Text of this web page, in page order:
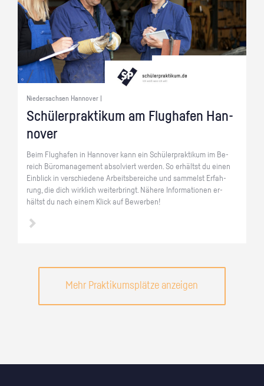
Niedersachsen Hannover |
Schü­ler­prak­ti­kum am Flug­ha­fen Han­
no­ver
Beim Flug­ha­fen in Han­no­ver kann ein Schü­ler­prak­ti­kum im Be­
reich Bü­ro­ma­nage­ment ab­sol­viert wer­den. So er­hältst du einen
Ein­blick in ver­schie­de­ne Ar­beits­be­rei­che und sam­melst Er­fah­
rung, die dich wirk­lich wei­ter­bringt. Nä­he­re In­for­ma­tio­nen er­
hältst du nach einem Klick auf Be­wer­ben!
Mehr Praktikumsplätze anzeigen